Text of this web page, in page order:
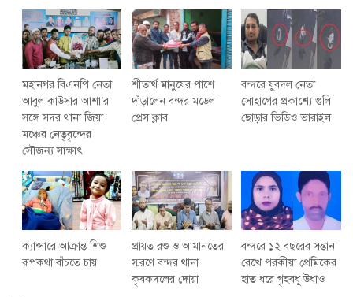
মহানগর বিএনপি নেতা
আবুল কাউসার আশা’র
সঙ্গে সদর থানা জিয়া
মঞ্চের নেতৃবৃন্দের
সৌজন্য সাক্ষাৎ
শীতার্থ মানুষের পাশে
দাঁড়ালেন বন্দর মডেল
প্রেস ক্লাব
বন্দরে যুবদল নেতা
সোহাগের প্রকাশ্যে গুলি
ছোড়ার ভিডিও ভারাইল
ক্যান্সারে আক্রান্ত শিশু
রূপকথা বাঁচতে চায়
প্রায়ত রশু ও আমানতের
স্মরণে বন্দর থানা
কৃষকদলের দোয়া
বন্দরে ১২ বছরের সন্তান
রেখে পরকীয়া প্রেমিকের
হাত ধরে গৃহবধূ উধাও